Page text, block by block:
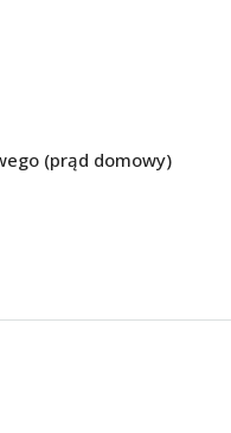
(prąd domowy)